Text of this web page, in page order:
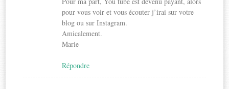
pour vous voir et vous écouter j’irai sur votre
blog ou sur Instagram.
Amicalement.
Marie
Répondre